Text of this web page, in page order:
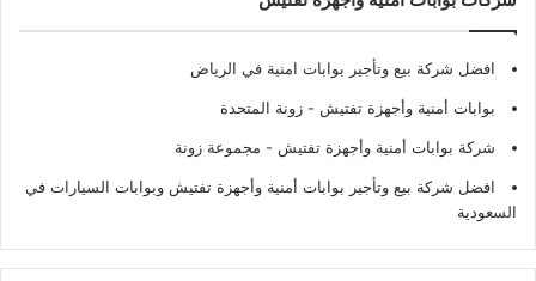
افضل شركة بيع وتأجير بوابات امنية في الرياض
بوابات أمنية وأجهزة تفتيش - زونة المتحدة
شركة بوابات أمنية وأجهزة تفتيش - مجموعة زونة
افضل شركة بيع وتأجير بوابات أمنية وأجهزة تفتيش وبوابات السيارات في
السعودية